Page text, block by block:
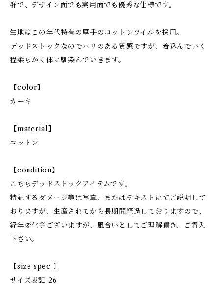
群で、デザイン面でも実用面でも優秀な仕様です。
生地はこの年代特有の厚手のコットンツイルを採用。
デッドストックなのでハリのある質感ですが、着込んでいく
程柔らかく体に馴染んでいきます。
【color】
カーキ
【material】
コットン
【condition】
こちらデッドストックアイテムです。
特記するダメージ等は写真、またはテキストにてご説明して
おりますが、生産されてから長期間経過しておりますので、
経年変化等ございますが、風合いとしてご理解頂き、ご購入
下さい。
【size spec 】
サイズ表記 26